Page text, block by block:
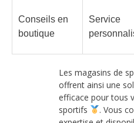
Conseils en
boutique
Service
Les magasins de
offrent ainsi une
efficace pour tous
sportifs
. Vous